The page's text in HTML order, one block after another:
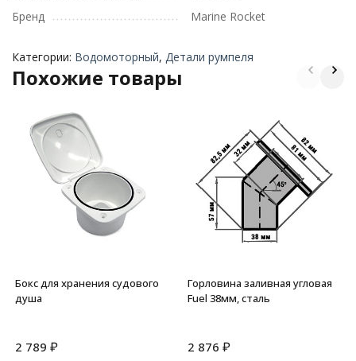
Бренд
Marine Rocket
Категории: Водомоторный, Детали румпеля
Похожие товары
Бокс для хранения судового
душа
2 789 ₽
Горловина заливная угловая
Fuel 38мм, сталь
2 876 ₽